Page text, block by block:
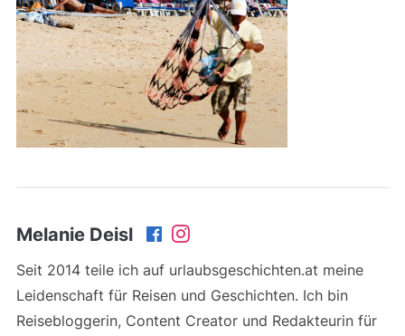
Melanie Deisl
Seit 2014 teile ich auf urlaubsgeschichten.at meine
Leidenschaft für Reisen und Geschichten. Ich bin
Reisebloggerin, Content Creator und Redakteurin für